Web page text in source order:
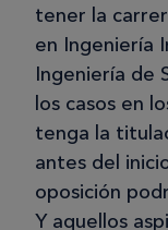
tener la
en Ingeniería
Ingeniería de
los casos en
tenga la
antes del
oposición
Y aquellos